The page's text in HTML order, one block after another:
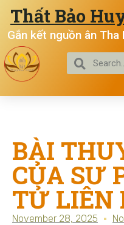
Thất Bảo
Gắn kết nguồn ân
BÀI
CỦA SƯ
TỬ LIÊN
November 28, 2025